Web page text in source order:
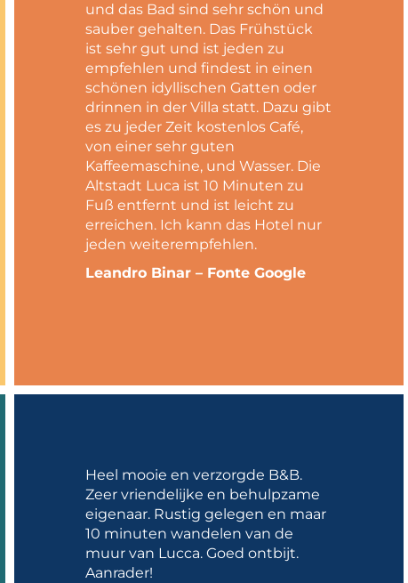
und das Bad sind sehr schön und
sauber gehalten. Das Frühstück
ist sehr gut und ist jeden zu
empfehlen und findest in einen
schönen idyllischen Gatten oder
drinnen in der Villa statt. Dazu gibt
es zu jeder Zeit kostenlos Café,
von einer sehr guten
Kaffeemaschine, und Wasser. Die
Altstadt Luca ist 10 Minuten zu
Fuß entfernt und ist leicht zu
erreichen. Ich kann das Hotel nur
jeden weiterempfehlen.
Leandro Binar – Fonte Google
Heel mooie en verzorgde B&B.
Zeer vriendelijke en behulpzame
eigenaar. Rustig gelegen en maar
10 minuten wandelen van de
muur van Lucca. Goed ontbijt.
Aanrader!